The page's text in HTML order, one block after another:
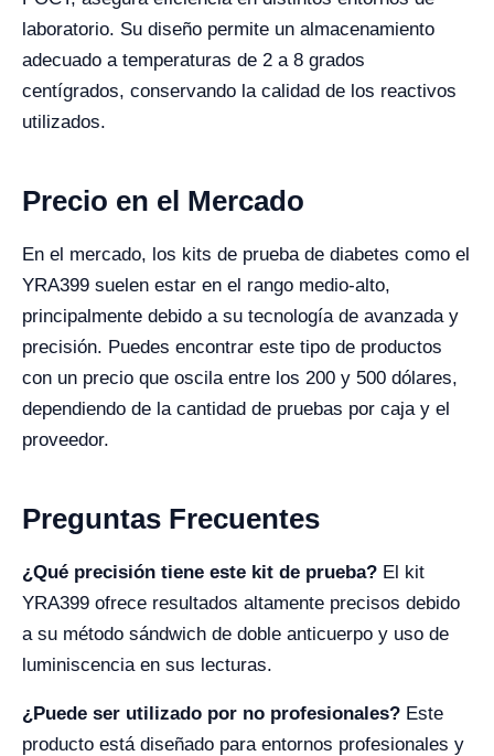
laboratorio. Su diseño permite un almacenamiento
adecuado a temperaturas de 2 a 8 grados
centígrados, conservando la calidad de los reactivos
utilizados.
Precio en el Mercado
En el mercado, los kits de prueba de diabetes como el
YRA399 suelen estar en el rango medio-alto,
principalmente debido a su tecnología de avanzada y
precisión. Puedes encontrar este tipo de productos
con un precio que oscila entre los 200 y 500 dólares,
dependiendo de la cantidad de pruebas por caja y el
proveedor.
Preguntas Frecuentes
¿Qué precisión tiene este kit de prueba? El kit
YRA399 ofrece resultados altamente precisos debido
a su método sándwich de doble anticuerpo y uso de
luminiscencia en sus lecturas.
¿Puede ser utilizado por no profesionales? Este
producto está diseñado para entornos profesionales y